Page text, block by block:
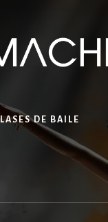
DE BAILE